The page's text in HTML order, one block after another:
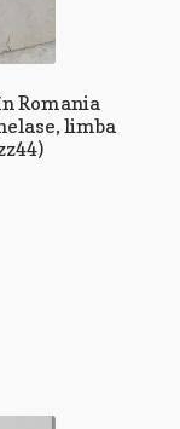
Romania
limba